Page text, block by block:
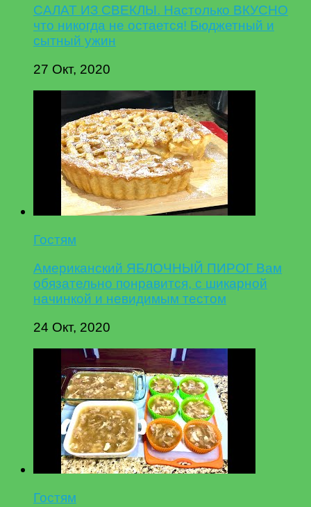
САЛАТ ИЗ СВЕКЛЫ. Настолько ВКУСНО
что никогда не остается! Бюджетный и
сытный ужин
27 Окт, 2020
Гостям
Американский ЯБЛОЧНЫЙ ПИРОГ Вам
обязательно понравится, с шикарной
начинкой и невидимым тестом
24 Окт, 2020
Гостям